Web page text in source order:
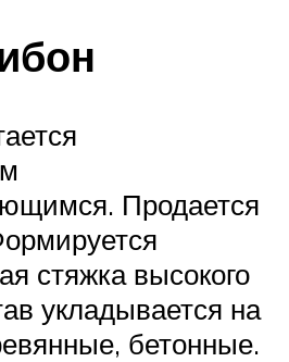
Продается
стяжка высокого
укладывается на
бетонные.